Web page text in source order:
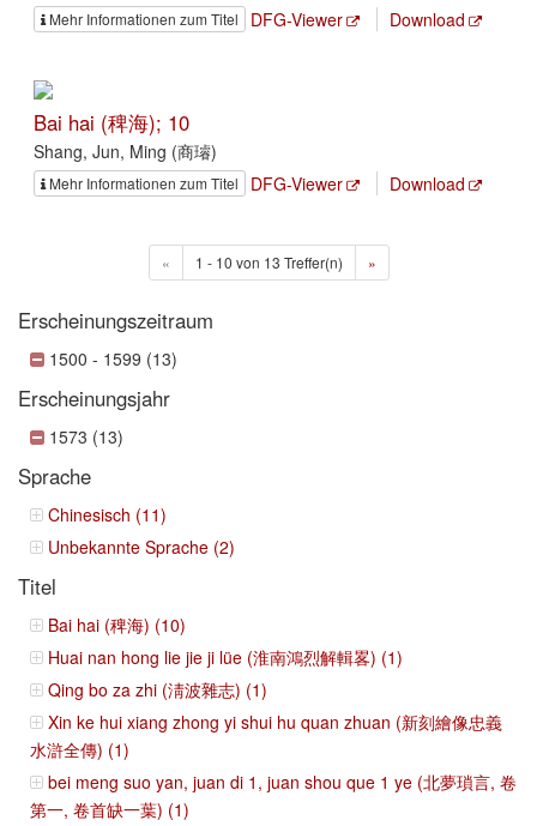
Mehr Informationen zum Titel DFG-Viewer Download
Bai hai (稗海); 10
Shang, Jun, Ming (商璿)
Mehr Informationen zum Titel DFG-Viewer Download
« 1 - 10 von 13 Treffer(n) »
Erscheinungszeitraum
1500 - 1599 (13)
Erscheinungsjahr
1573 (13)
Sprache
Chinesisch (11)
Unbekannte Sprache (2)
Titel
Bai hai (稗海) (10)
Huai nan hong lie jie ji lüe (淮南鴻烈解輯畧) (1)
Qing bo za zhi (淸波雜志) (1)
Xin ke hui xiang zhong yi shui hu quan zhuan (新刻繪像忠義
水滸全傳) (1)
bei meng suo yan, juan di 1, juan shou que 1 ye (北夢瑣言, 卷
第一, 卷首缺一葉) (1)